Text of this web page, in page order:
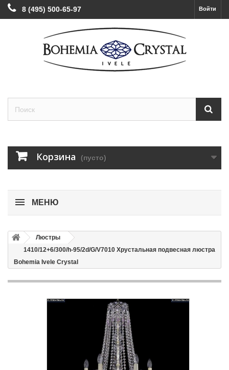
Войти
8 (495) 500-65-97
Корзина (пусто)
МЕНЮ
Люстры
1410/12+6/300/h-95/2d/G/V7010 Хрустальная подвесная люстра
Bohemia Ivele Crystal